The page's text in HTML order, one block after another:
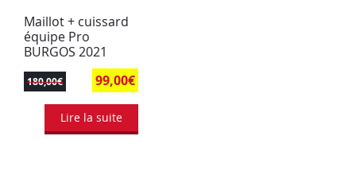
Maillot + cuissard
équipe Pro
BURGOS 2021
180,00€ 99,00€
Lire la suite